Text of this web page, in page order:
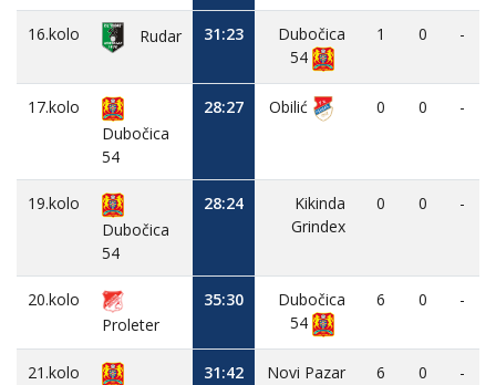
16.kolo Rudar 31:23
Dubočica
54
1 0 -
17.kolo
Dubočica
54
28:27 Obilić 0 0 -
19.kolo
Dubočica
54
28:24
Kikinda
Grindex
0 0 -
20.kolo
Proleter
35:30
Dubočica
54
6 0 -
21.kolo
31:42 Novi Pazar 6 0 -